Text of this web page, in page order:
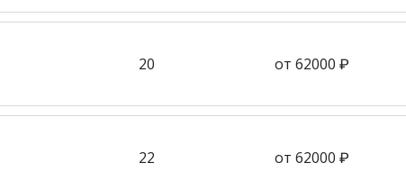
20 от 62000 ₽
22 от 62000 ₽